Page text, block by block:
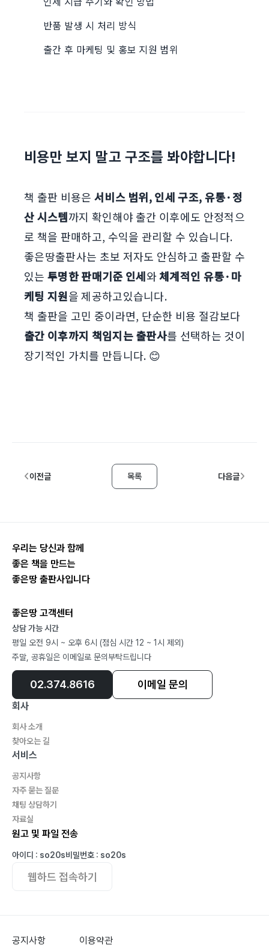
반품 발생 시 처리 방식
출간 후 마케팅 및 홍보 지원 범위
비용만 보지 말고 구조를 봐야합니다!
책 출판 비용은 서비스 범위, 인세 구조, 유통·정
산 시스템까지 확인해야 출간 이후에도 안정적으
로 책을 판매하고, 수익을 관리할 수 있습니다.
좋은땅출판사는 초보 저자도 안심하고 출판할 수
있는 투명한 판매기준 인세와체계적인 유통·마
케팅 지원을 제공하고있습니다.
책 출판을 고민 중이라면, 단순한 비용 절감보다
출간 이후까지 책임지는 출판사를 선택하는 것이
장기적인 가치를 만듭니다. 😊
이전글 목록 다음글
우리는 당신과 함께
좋은 책을 만드는
좋은땅 출판사입니다
좋은땅 고객센터
상담 가능 시간
평일 오전 9시 ~ 오후 6시 (점심 시간 12 ~ 1시 제외)
주말, 공휴일은 이메일로 문의부탁드립니다
02.374.8616 이메일 문의
회사
회사 소개
찾아오는 길
서비스
공지사항
자주 묻는 질문
채팅 상담하기
자료실
원고 및 파일 전송
아이디 : so20s비밀번호 : so20s
웹하드 접속하기
공지사항 이용약관